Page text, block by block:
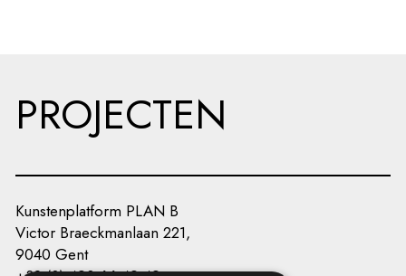
PROJECTEN
Kunstenplatform PLAN B
Victor Braeckmanlaan 221,
9040 Gent